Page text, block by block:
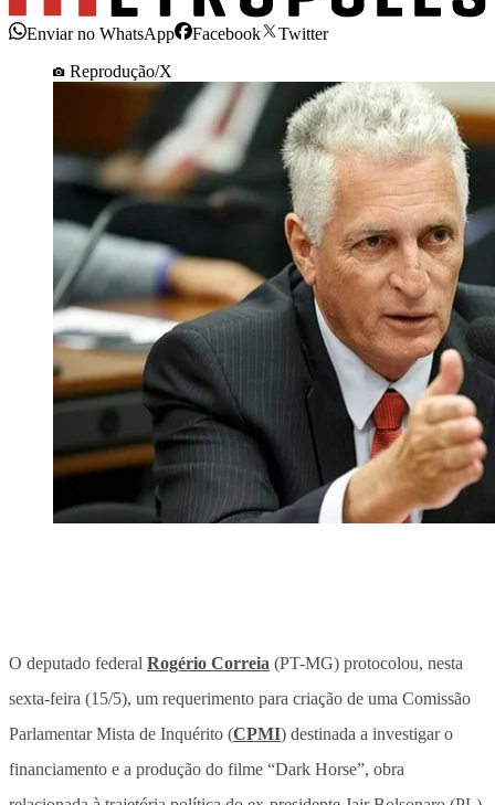
Enviar no WhatsApp Facebook
Twitter
Reprodução/X
O deputado federal Rogério Correia (PT-MG) protocolou, nesta
sexta-feira (15/5), um requerimento para criação de uma Comissão
Parlamentar Mista de Inquérito (CPMI) destinada a investigar o
financiamento e a produção do filme “Dark Horse”, obra